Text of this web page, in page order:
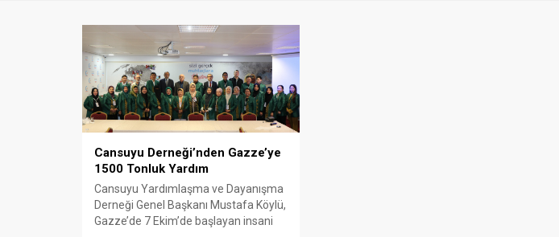
Cansuyu Derneği’nden Gazze’ye
1500 Tonluk Yardım
Cansuyu Yardımlaşma ve Dayanışma
Derneği Genel Başkanı Mustafa Köylü,
Gazze’de 7 Ekim’de başlayan insani